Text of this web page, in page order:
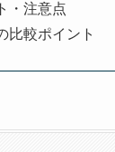
・注意点
比較ポイント